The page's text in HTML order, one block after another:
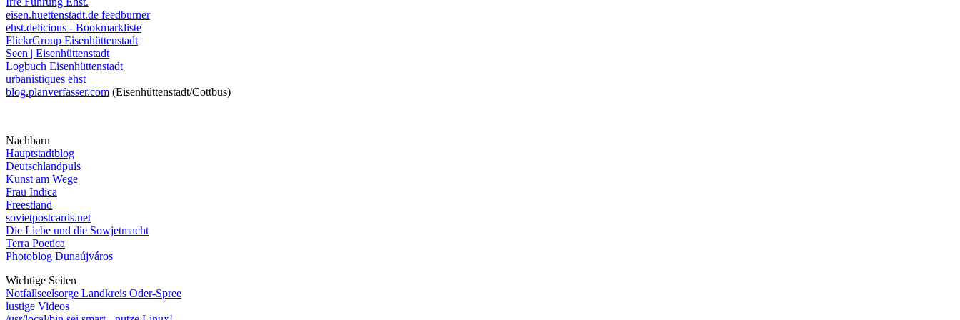
eisen.huettenstadt.de feedburner
ehst.delicious - Bookmarkliste
FlickrGroup Eisenhüttenstadt
Seen | Eisenhüttenstadt
Logbuch Eisenhüttenstadt
urbanistiques ehst
blog.planverfasser.com (Eisenhüttenstadt/Cottbus)
Nachbarn
Hauptstadtblog
Deutschlandpuls
Kunst am Wege
Frau Indica
Freestland
sovietpostcards.net
Die Liebe und die Sowjetmacht
Terra Poetica
Photoblog Dunaújváros
Wichtige Seiten
Notfallseelsorge Landkreis Oder-Spree
lustige Videos